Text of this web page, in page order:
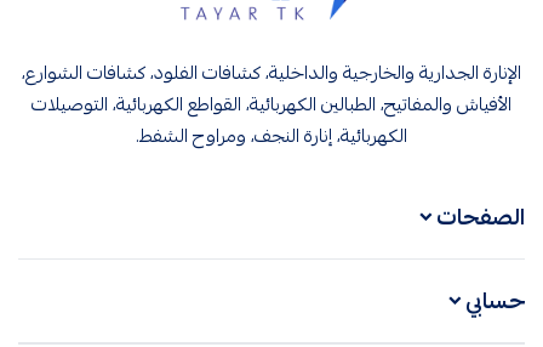
الإنارة الجدارية والخارجية والداخلية، كشافات الفلود، كشافات الشوارع،
الأفياش والمفاتيح، الطبالين الكهربائية، القواطع الكهربائية، التوصيلات
الكهربائية، إنارة النجف، ومراوح الشفط.
الصفحات
حسابي